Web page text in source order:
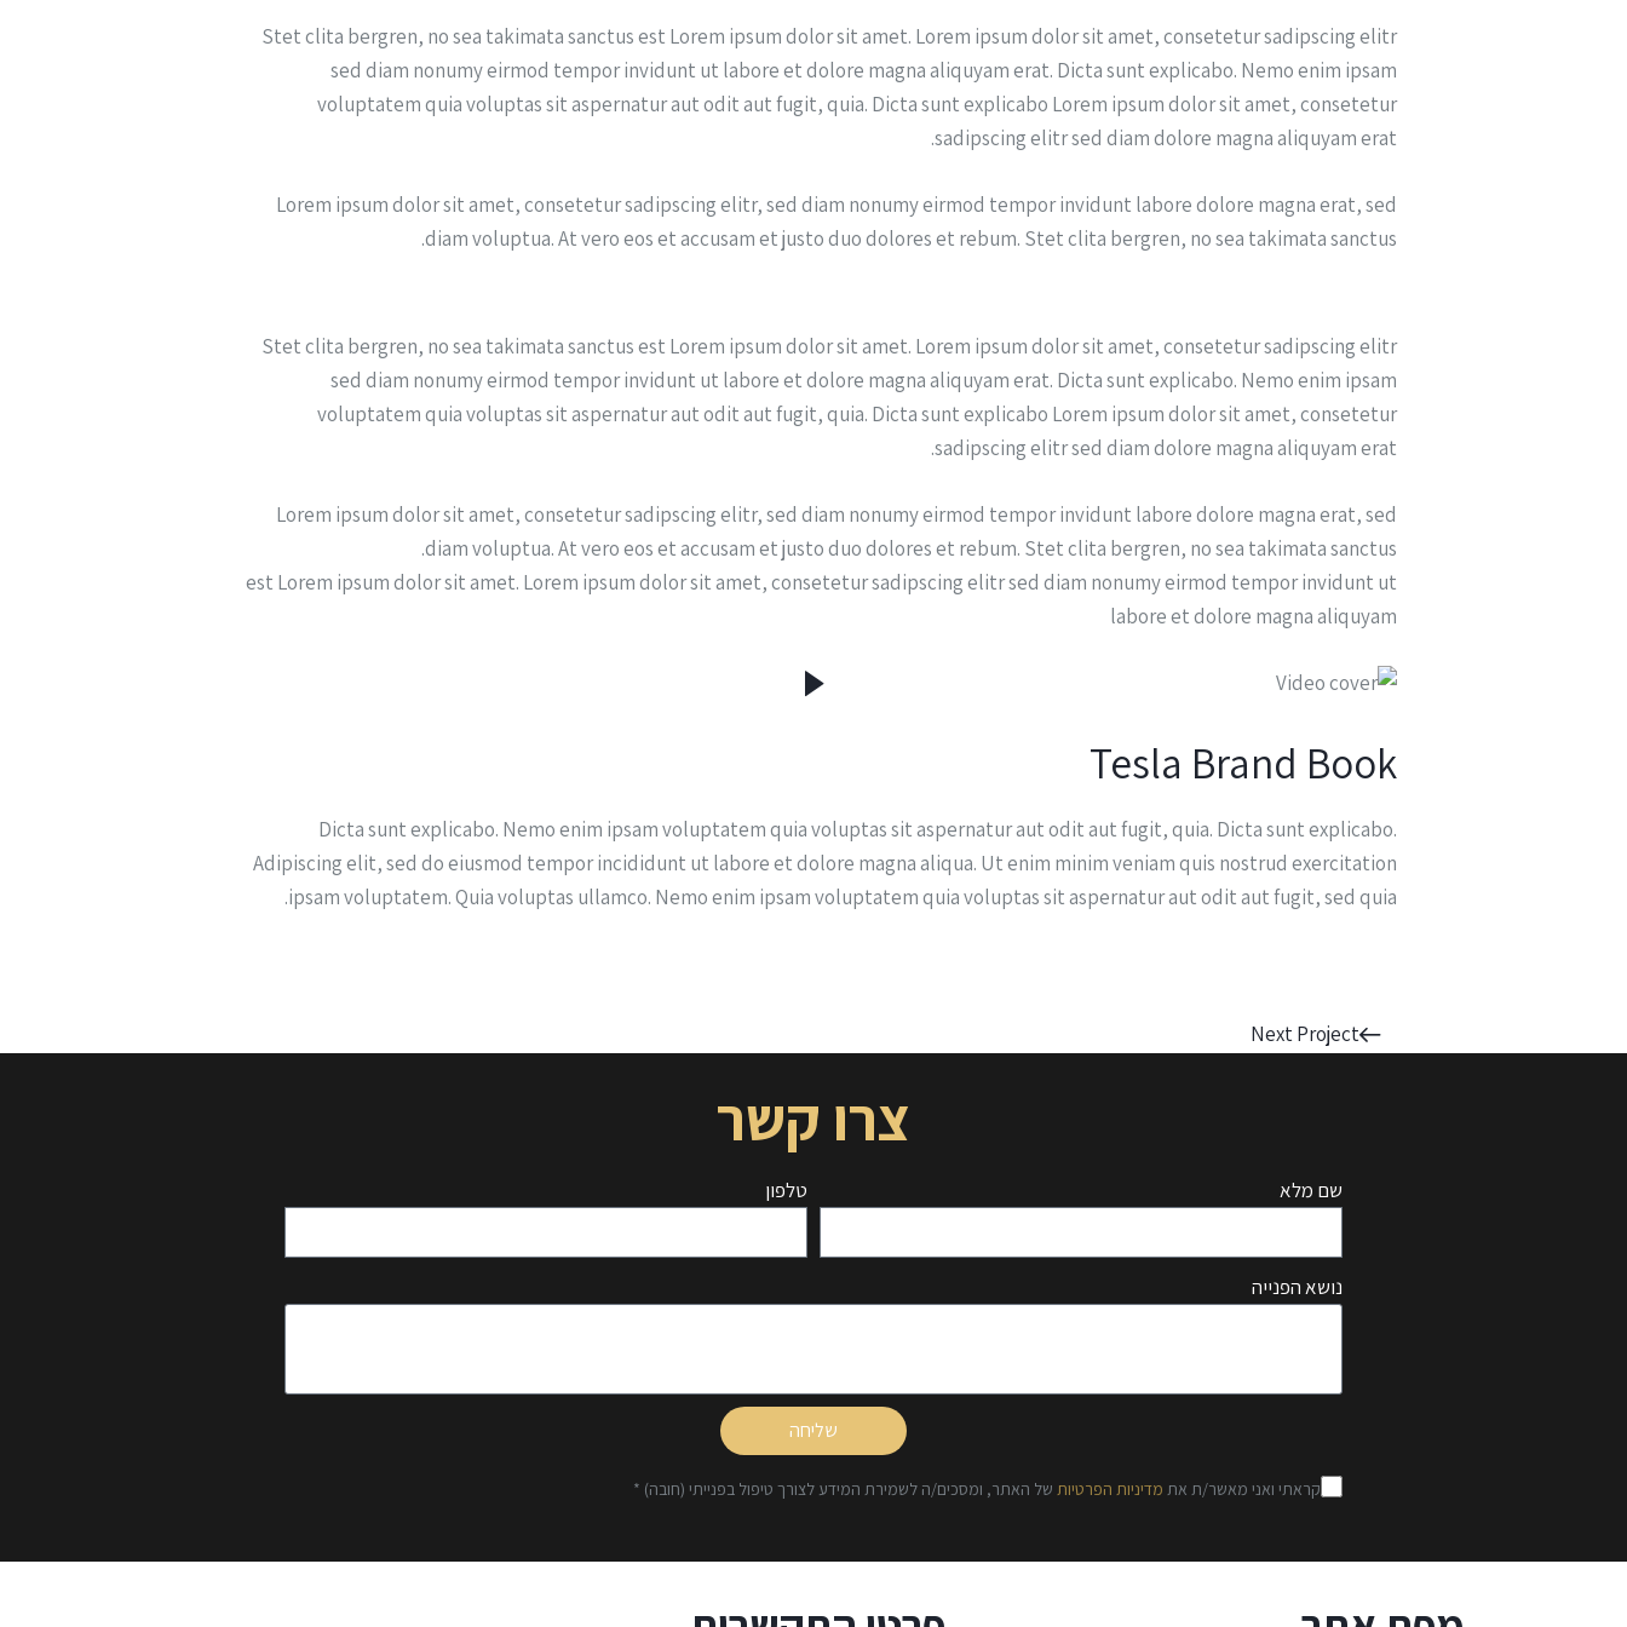
Stet clita bergren, no sea takimata sanctus est Lorem ipsum dolor sit amet. Lorem ipsum dolor sit amet, consetetur sadipscing elitr
sed diam nonumy eirmod tempor invidunt ut labore et dolore magna aliquyam erat. Dicta sunt explicabo. Nemo enim ipsam
voluptatem quia voluptas sit aspernatur aut odit aut fugit, quia. Dicta sunt explicabo Lorem ipsum dolor sit amet, consetetur
sadipscing elitr sed diam dolore magna aliquyam erat.
Lorem ipsum dolor sit amet, consetetur sadipscing elitr, sed diam nonumy eirmod tempor invidunt labore dolore magna erat, sed
diam voluptua. At vero eos et accusam et justo duo dolores et rebum. Stet clita bergren, no sea takimata sanctus.
Stet clita bergren, no sea takimata sanctus est Lorem ipsum dolor sit amet. Lorem ipsum dolor sit amet, consetetur sadipscing elitr
sed diam nonumy eirmod tempor invidunt ut labore et dolore magna aliquyam erat. Dicta sunt explicabo. Nemo enim ipsam
voluptatem quia voluptas sit aspernatur aut odit aut fugit, quia. Dicta sunt explicabo Lorem ipsum dolor sit amet, consetetur
sadipscing elitr sed diam dolore magna aliquyam erat.
Lorem ipsum dolor sit amet, consetetur sadipscing elitr, sed diam nonumy eirmod tempor invidunt labore dolore magna erat, sed
diam voluptua. At vero eos et accusam et justo duo dolores et rebum. Stet clita bergren, no sea takimata sanctus.
est Lorem ipsum dolor sit amet. Lorem ipsum dolor sit amet, consetetur sadipscing elitr sed diam nonumy eirmod tempor invidunt ut
labore et dolore magna aliquyam
Tesla Brand Book
Dicta sunt explicabo. Nemo enim ipsam voluptatem quia voluptas sit aspernatur aut odit aut fugit, quia. Dicta sunt explicabo.
Adipiscing elit, sed do eiusmod tempor incididunt ut labore et dolore magna aliqua. Ut enim minim veniam quis nostrud exercitation
ipsam voluptatem. Quia voluptas ullamco. Nemo enim ipsam voluptatem quia voluptas sit aspernatur aut odit aut fugit, sed quia.
Next Project
צרו קשר
שם מלא טלפון
נושא הפנייה
שליחה
קראתי ואני מאשר/ת את מדיניות הפרטיות של האתר, ומסכים/ה לשמירת המידע לצורך טיפול בפנייתי (חובה) *